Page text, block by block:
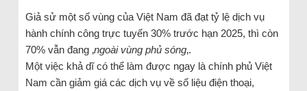
Giả sử một số vùng của Việt Nam đã đạt tỷ lệ dịch vụ
hành chính công trực tuyến 30% trước hạn 2025, thì còn
70% vẫn đang ‚ngoài vùng phủ sóng‚.
Một việc khả dĩ có thể làm được ngay là chính phủ Việt
Nam cần giảm giá các dịch vụ về số liệu điện thoại,